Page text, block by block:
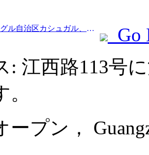
Prev:新疆ウイグル自治区カシュガル、民族間交流の促進に向けた観光振興イベントを開催
Go
: 江西路113号
ープン，